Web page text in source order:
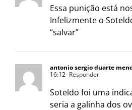
Essa punição está
Infelizmente o
“salvar”
antonio sergio duarte
16:12- Responder
Soteldo foi uma
seria a galinha dos